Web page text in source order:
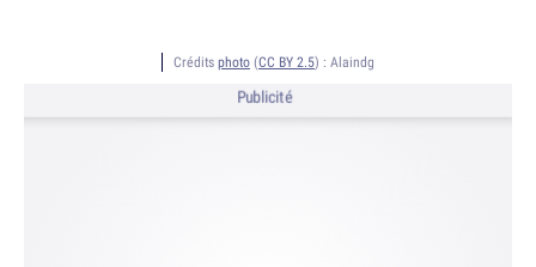
Crédits photo (CC BY 2.5) : Alaindg
Publicité